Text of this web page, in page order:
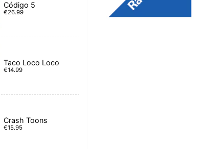
Código 5
€26.99
Taco Loco Loco
€14.99
Crash Toons
€15.95